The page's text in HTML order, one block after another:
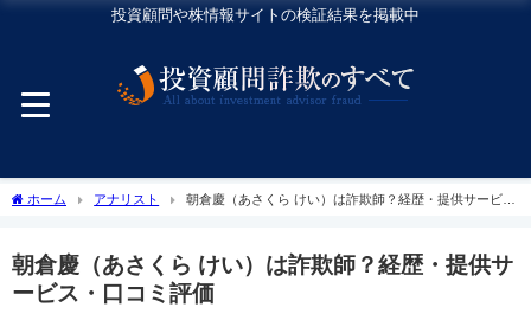
投資顧問や株情報サイトの検証結果を掲載中
ホーム アナリスト
朝倉慶（あさくら けい）は詐欺師？経歴・提供サービ
朝倉慶（あさくら けい）は詐欺師？経歴・提供サ
ービス・口コミ評価